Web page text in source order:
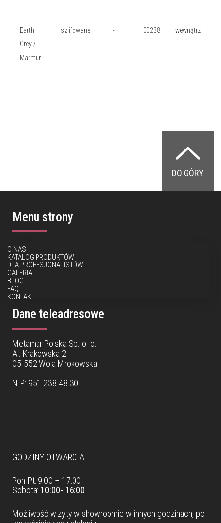
Earth
Grey /
Marmur
szlifowane - 00238 wewnątrz
DO GÓRY
Menu strony
O NAS
KATALOG PRODUKTÓW
DLA PROFESJONALISTÓW
GALERIA
BLOG
FAQ
KONTAKT
Dane teleadresowe
Metamar Polska Sp. o. o.
Al. Krakowska 2
05-552 Wola Mrokowska
NIP: 951 238 48 30
GODZINY OTWARCIA:
Pon-Pt: 9:00 – 17:00
Sobota: 10:00- 16:00
Możliwość wizyty w showroomie w innych godzinach, po